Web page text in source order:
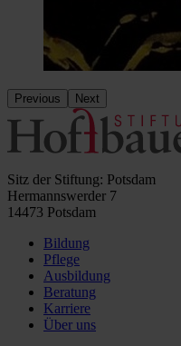
Previous Next
Sitz der Stiftung: Potsdam
Hermannswerder 7
14473 Potsdam
Bildung
Pflege
Ausbildung
Beratung
Karriere
Über uns